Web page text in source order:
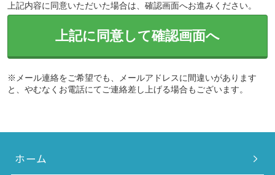
上記内容に同意いただいた場合は、確認画面へお進みください。
上記に同意して確認画面へ
※メール連絡をご希望でも、メールアドレスに間違いがあります
と、やむなくお電話にてご連絡差し上げる場合もございます。
ホーム